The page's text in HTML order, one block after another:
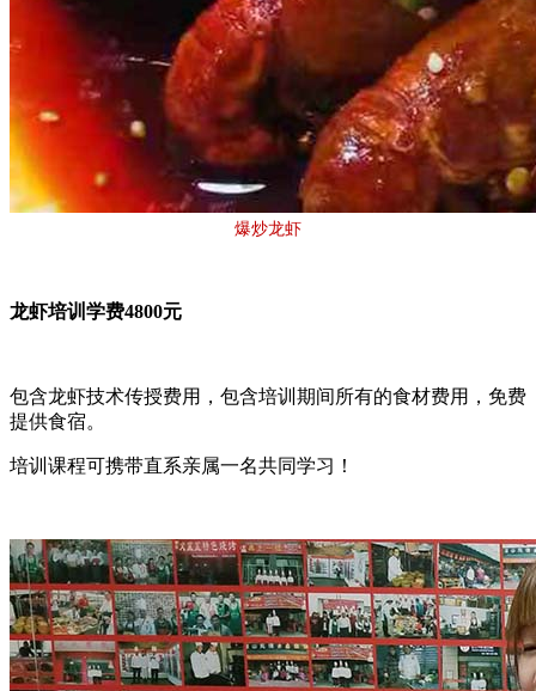
爆炒龙虾
龙虾培训学费4800元
包含龙虾技术传授费用，包含培训期间所有的食材费用，免费
提供食宿。
培训课程可携带直系亲属一名共同学习！